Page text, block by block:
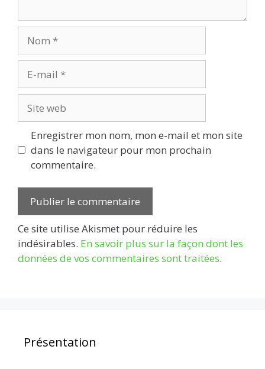
mail
web
Enregistrer mon nom, mon e-mail et mon site
dans le navigateur pour mon prochain
commentaire.
Ce site utilise Akismet pour réduire les
indésirables. En savoir plus sur la façon dont les
données de vos commentaires sont traitées.
Présentation